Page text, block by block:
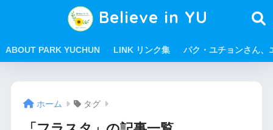
Believe in YU
ABOUT PARK YUCHUN LINK リンク集 パク・ユチョンさん、
ホーム タグ